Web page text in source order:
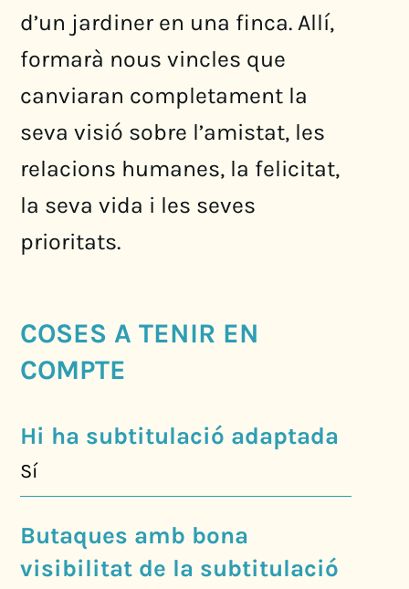
d’un jardiner en una finca. Allí,
formarà nous vincles que
canviaran completament la
seva visió sobre l’amistat, les
relacions humanes, la felicitat,
la seva vida i les seves
prioritats.
COSES A TENIR EN
COMPTE
Hi ha subtitulació adaptada
Sí
Butaques amb bona
visibilitat de la subtitulació